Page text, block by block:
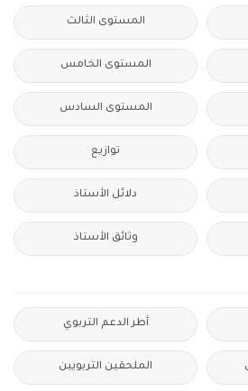
المستوى الثالث
المستوى الخامس
المستوى السادس
توازيع
دلائل الأستاذ
وثائق الأستاذ
أطر الدعم التربوي
الملحقين التربويين